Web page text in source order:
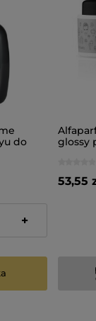
do
+
glossy
53,55